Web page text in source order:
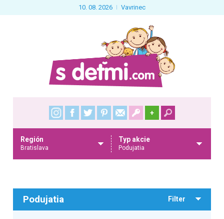
10. 08. 2026 Vavrinec
+
Región
Bratislava
Typ akcie
Podujatia
Podujatia Filter